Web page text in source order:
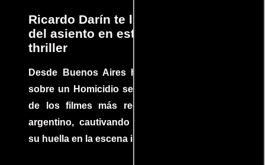
Ricardo Darín te llevará al borde
del asiento en este increíble
thriller
Desde Buenos Aires hasta el mundo, Tesis
sobre un Homicidio se ha convertido en uno
de los filmes más recomendados del cine
argentino, cautivando audiencias y dejando
su huella en la escena internacional.